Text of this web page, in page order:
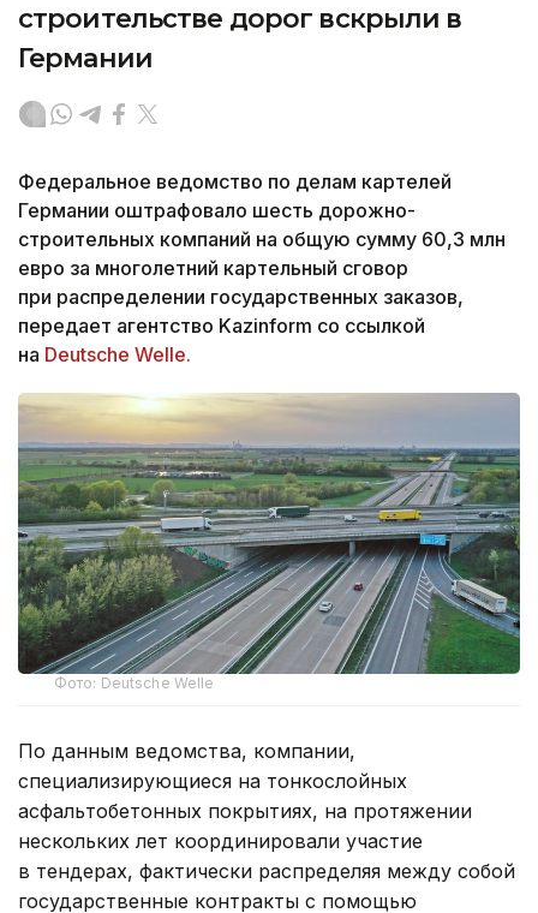
строительстве дорог вскрыли в
Германии
Федеральное ведомство по делам картелей
Германии оштрафовало шесть дорожно-
строительных компаний на общую сумму 60,3 млн
евро за многолетний картельный сговор
при распределении государственных заказов,
передает агентство Kazinform со ссылкой
на Deutsche Welle.
Фото: Deutsche Welle
По данным ведомства, компании,
специализирующиеся на тонкослойных
асфальтобетонных покрытиях, на протяжении
нескольких лет координировали участие
в тендерах, фактически распределяя между собой
государственные контракты с помощью